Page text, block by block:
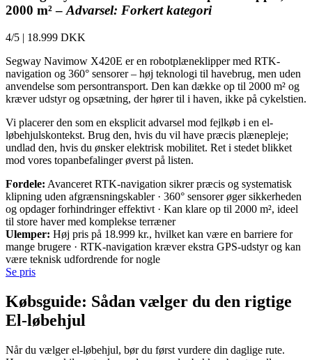
2000 m² – Advarsel: Forkert kategori
4/5 | 18.999 DKK
Segway Navimow X420E er en robotplæneklipper med RTK-
navigation og 360° sensorer – høj teknologi til havebrug, men uden
anvendelse som persontransport. Den kan dække op til 2000 m² og
kræver udstyr og opsætning, der hører til i haven, ikke på cykelstien.
Vi placerer den som en eksplicit advarsel mod fejlkøb i en el-
løbehjulskontekst. Brug den, hvis du vil have præcis plænepleje;
undlad den, hvis du ønsker elektrisk mobilitet. Ret i stedet blikket
mod vores topanbefalinger øverst på listen.
Fordele: Avanceret RTK-navigation sikrer præcis og systematisk
klipning uden afgrænsningskabler · 360° sensorer øger sikkerheden
og opdager forhindringer effektivt · Kan klare op til 2000 m², ideel
til store haver med komplekse terræner
Ulemper: Høj pris på 18.999 kr., hvilket kan være en barriere for
mange brugere · RTK-navigation kræver ekstra GPS-udstyr og kan
være teknisk udfordrende for nogle
Se pris
Købsguide: Sådan vælger du den rigtige
El-løbehjul
Når du vælger el-løbehjul, bør du først vurdere din daglige rute.